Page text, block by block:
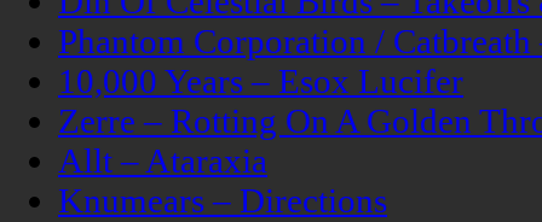
Phantom Corporation /
10,000 Years – Esox Lucifer
Zerre – Rotting On A Golden
Allt – Ataraxia
Knumears – Directions